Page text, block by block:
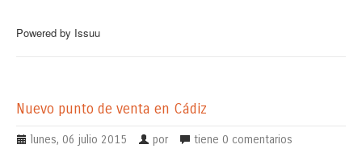
Powered by Issuu
Nuevo punto de venta en Cádiz
lunes, 06 julio 2015 por tiene 0 comentarios